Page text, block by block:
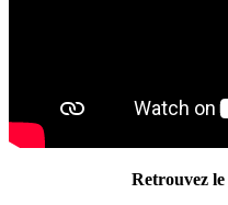
Retrouvez le